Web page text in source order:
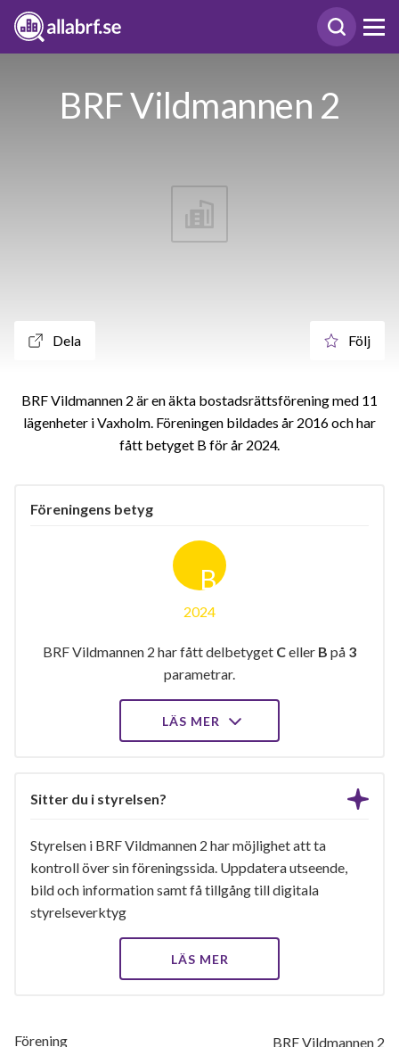
BRF Vildmannen 2
Dela Följ
BRF Vildmannen 2 är en äkta bostadsrättsförening med 11
lägenheter i Vaxholm. Föreningen bildades år 2016 och har
fått betyget B för år 2024
Föreningens betyg
B
2024
BRF Vildmannen 2 har fått delbetyget Celler B på 3
parametrar.
LÄS MER
Sitter du i styrelsen?
Styrelsen i BRF Vildmannen 2 har möjlighet att ta
kontroll över sin föreningssida. Uppdatera utseende,
bild och information samt få tillgång till digitala
styrelseverktyg
LÄS MER
Förening BRF Vildmannen 2